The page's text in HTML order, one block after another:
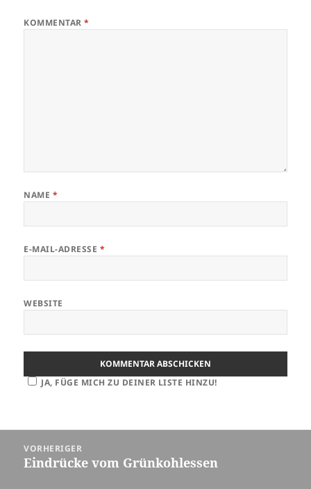
KOMMENTAR*
NAME *
E-MAIL-ADRESSE *
WEBSITE
JA, FÜGE MICH ZU DEINER LISTE HINZU!
VORHERIGER
Vorheriger
Eindrücke vom Grünkohlessen